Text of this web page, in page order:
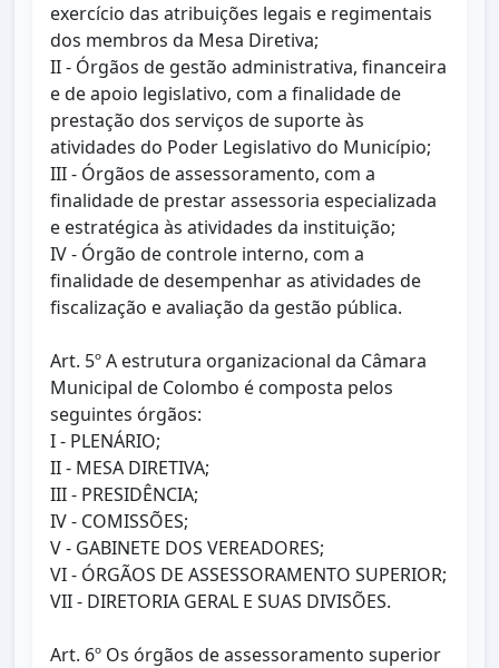
exercício das atribuições legais e regimentais
dos membros da Mesa Diretiva;
II - Órgãos de gestão administrativa, financeira
e de apoio legislativo, com a finalidade de
prestação dos serviços de suporte às
atividades do Poder Legislativo do Município;
III - Órgãos de assessoramento, com a
finalidade de prestar assessoria especializada
e estratégica às atividades da instituição;
IV - Órgão de controle interno, com a
finalidade de desempenhar as atividades de
fiscalização e avaliação da gestão pública.
Art. 5º A estrutura organizacional da Câmara
Municipal de Colombo é composta pelos
seguintes órgãos:
I - PLENÁRIO;
II - MESA DIRETIVA;
III - PRESIDÊNCIA;
IV - COMISSÕES;
V - GABINETE DOS VEREADORES;
VI - ÓRGÃOS DE ASSESSORAMENTO SUPERIOR;
VII - DIRETORIA GERAL E SUAS DIVISÕES.
Art. 6º Os órgãos de assessoramento superior